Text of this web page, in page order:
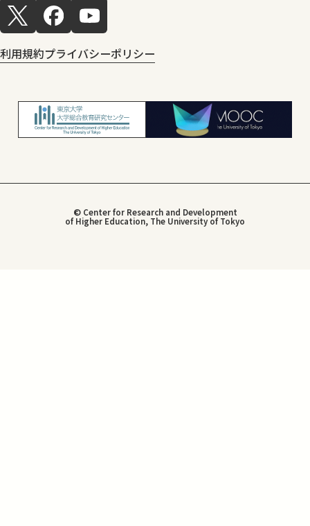
利用規約プライバシーポリシー
© Center for Research and Development
of Higher Education, The University of Tokyo